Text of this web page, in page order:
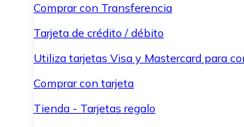
Comprar con Transferencia
Tarjeta de crédito / débito
Utiliza tarjetas Visa y Mastercard para
Comprar con tarjeta
Tienda - Tarjetas regalo